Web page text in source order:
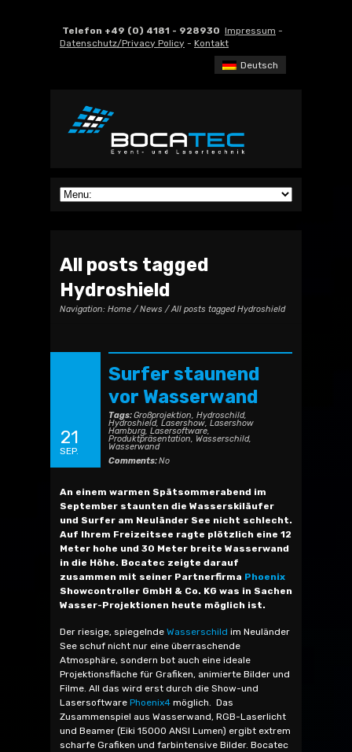
Telefon +49 (0) 4181 - 928930 Impressum -
Datenschutz/Privacy Policy - Kontakt
Deutsch
All posts tagged
Hydroshield
Navigation: Home /News / All posts tagged Hydroshield
21
SEP.
Surfer staunend
vor Wasserwand
Tags:Großprojektion, Hydroschild,
Hydroshield, Lasershow, Lasershow
Hamburg, Lasersoftware,
Produktpräsentation, Wasserschild,
Wasserwand
Comments:No
An einem warmen Spätsommerabend im
September staunten die Wasserskiläufer
und Surfer am Neuländer See nicht schlecht.
Auf Ihrem Freizeitsee ragte plötzlich eine 12
Meter hohe und 30 Meter breite Wasserwand
in die Höhe. Bocatec zeigte darauf
zusammen mit seiner Partnerfirma Phoenix
Showcontroller GmbH & Co. KG was in Sachen
Wasser-Projektionen heute möglich ist.
Der riesige, spiegelnde Wasserschild im Neuländer
See schuf nicht nur eine überraschende
Atmosphäre, sondern bot auch eine ideale
Projektionsfläche für Grafiken, animierte Bilder und
Filme. All das wird erst durch die Show-und
Lasersoftware Phoenix4 möglich. Das
Zusammenspiel aus Wasserwand, RGB-Laserlicht
und Beamer (Eiki 15000 ANSI Lumen) ergibt extrem
scharfe Grafiken und farbintensive Bilder. Bocatec